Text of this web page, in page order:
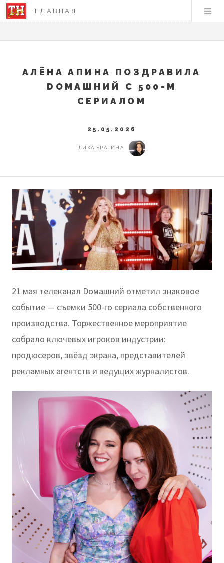
ГЛАВНАЯ
АЛЁНА АПИНА ПОЗДРАВИЛА
DОМАШНИЙ С 500-М
СЕРИАЛОМ
25.05.2026
ЛИКА БРАГИНА
21 мая телеканал Dомашний отметил знаковое
событие — съемки 500-го сериала собственного
производства. Торжественное мероприятие
собрало ключевых игроков индустрии:
продюсеров, звёзд экрана, представителей
рекламных агентств и ведущих журналистов.